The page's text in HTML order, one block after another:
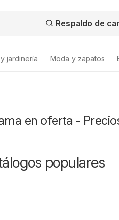
jardinería Moda y zapatos
en oferta -
populares